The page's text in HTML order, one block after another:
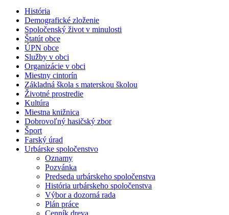
História
Demografické zloženie
Spoločenský život v minulosti
Štatút obce
ÚPN obce
Služby v obci
Organizácie v obci
Miestny cintorín
Základná škola s materskou školou
Životné prostredie
Kultúra
Miestna knižnica
Dobrovoľný hasičský zbor
Šport
Farský úrad
Urbárske spoločenstvo
Oznamy
Pozvánka
Predseda urbárskeho spoločenstva
História urbárskeho spoločenstva
Výbor a dozorná rada
Plán práce